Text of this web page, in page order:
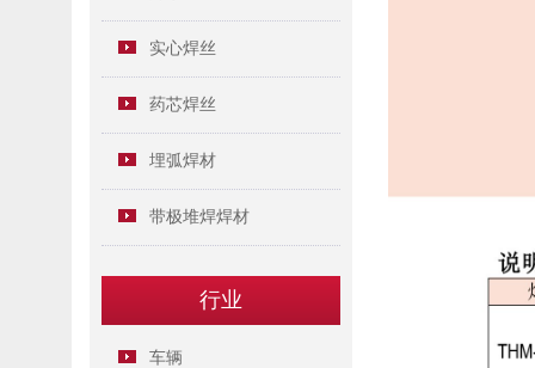
实心焊丝
药芯焊丝
埋弧焊材
带极堆焊焊材
行业
车辆